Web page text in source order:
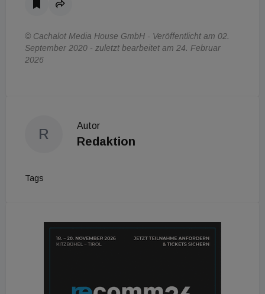
© Cachalot Media House GmbH - Veröffentlicht am 02.
September 2020 - zuletzt bearbeitet am 24. Februar
2026
R
Autor
Redaktion
Tags